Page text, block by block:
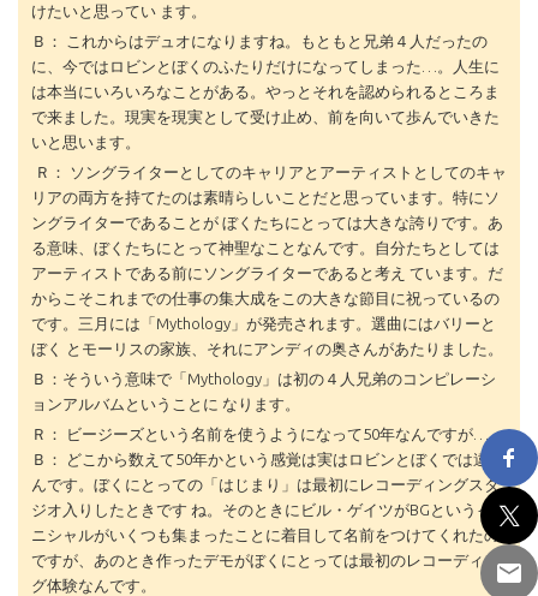
けたいと思ってい ます。
Ｂ： これからはデュオになりますね。もともと兄弟４人だったの
に、今ではロビンとぼくのふたりだけになってしまった…。人生に
は本当にいろいろなことがある。やっとそれを認められるところま
で来ました。現実を現実として受け止め、前を向いて歩んでいきた
いと思います。
Ｒ： ソングライターとしてのキャリアとアーティストとしてのキャ
リアの両方を持てたのは素晴らしいことだと思っています。特にソ
ングライターであることが ぼくたちにとっては大きな誇りです。あ
る意味、ぼくたちにとって神聖なことなんです。自分たちとしては
アーティストである前にソングライターであると考え ています。だ
からこそこれまでの仕事の集大成をこの大きな節目に祝っているの
です。三月には「Mythology」が発売されます。選曲にはバリーと
ぼく とモーリスの家族、それにアンディの奥さんがあたりました。
Ｂ：そういう意味で「Mythology」は初の４人兄弟のコンピレーシ
ョンアルバムということに なります。
Ｒ： ビージーズという名前を使うようになって50年なんですが…。
Ｂ： どこから数えて50年かという感覚は実はロビンとぼくでは違う
んです。ぼくにとっての「はじまり」は最初にレコーディングスタ
ジオ入りしたときです ね。そのときにビル・ゲイツがBGというイ
ニシャルがいくつも集まったことに着目して名前をつけてくれたの
ですが、あのとき作ったデモがぼくにとっては最初のレコーディン
グ体験なんです。